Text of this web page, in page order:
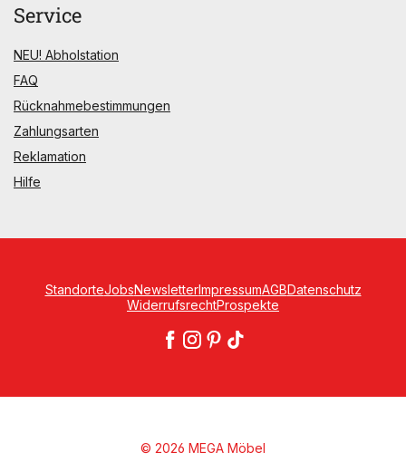
Service
NEU! Abholstation
FAQ
Rücknahmebestimmungen
Zahlungsarten
Reklamation
Hilfe
StandorteJobsNewsletterImpressumAGBDatenschutz
WiderrufsrechtProspekte
© 2026 MEGA Möbel